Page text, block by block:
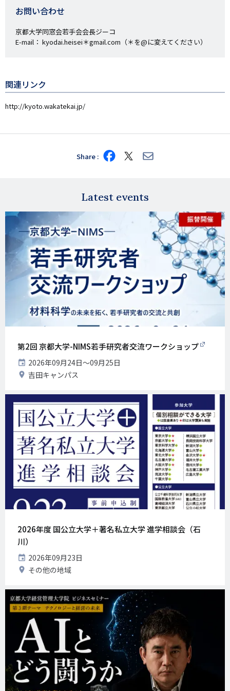
お問い合わせ
京都大学同窓会若手会会長ジーコ
E-mail： kyodai.heisei＊gmail.com（＊を@に変えてください）
関連リンク
http://kyoto.wakatekai.jp/
Share Share
on
Share
on
Share
via
Latest events
第2回 京都大学-NIMS若手研究者交流ワークショップ
開
催
日
2026年09月24日〜09月25日
開
地
吉田キャンパス
2026年度 国公立大学＋著名私立大学 進学相談会（石
川）
開
催
日
2026年09月23日
開
地
その他の地域